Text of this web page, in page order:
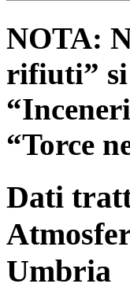
NOTA:
rifiuti” si
“Torce
Dati
Umbria